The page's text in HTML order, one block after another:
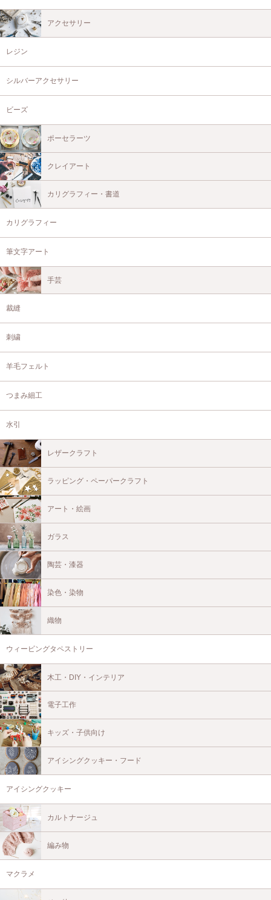
アクセサリー
レジン
シルバーアクセサリー
ビーズ
ポーセラーツ
クレイアート
カリグラフィー・書道
カリグラフィー
筆文字アート
手芸
裁縫
刺繍
羊毛フェルト
つまみ細工
水引
レザークラフト
ラッピング・ペーパークラフト
アート・絵画
ガラス
陶芸・漆器
染色・染物
織物
ウィービングタペストリー
木工・DIY・インテリア
電子工作
キッズ・子供向け
アイシングクッキー・フード
アイシングクッキー
カルトナージュ
編み物
マクラメ